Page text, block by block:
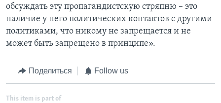
обсуждать эту пропагандистскую стряпню – это
наличие у него политических контактов с другими
политиками, что никому не запрещается и не
может быть запрещено в принципе».
Поделиться Follow us
This item is part of